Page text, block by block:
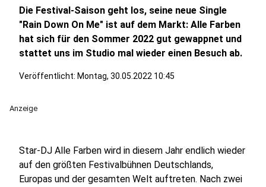
Die Festival-Saison geht los, seine neue Single
"Rain Down On Me" ist auf dem Markt: Alle Farben
hat sich für den Sommer 2022 gut gewappnet und
stattet uns im Studio mal wieder einen Besuch ab.
Veröffentlicht: Montag, 30.05.2022 10:45
Anzeige
Star-DJ Alle Farben wird in diesem Jahr endlich wieder
auf den größten Festivalbühnen Deutschlands,
Europas und der gesamten Welt auftreten. Nach zwei